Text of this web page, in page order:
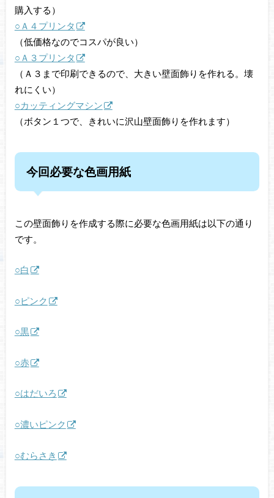
購入する）
○Ａ４プリンタ
（低価格なのでコスパが良い）
○Ａ３プリンタ
（Ａ３まで印刷できるので、大きい壁面飾りを作れる。壊
れにくい）
○カッティングマシン
（ボタン１つで、きれいに沢山壁面飾りを作れます）
今回必要な色画用紙
この壁面飾りを作成する際に必要な色画用紙は以下の通り
です。
○白
○ピンク
○黒
○赤
○はだいろ
○濃いピンク
○むらさき